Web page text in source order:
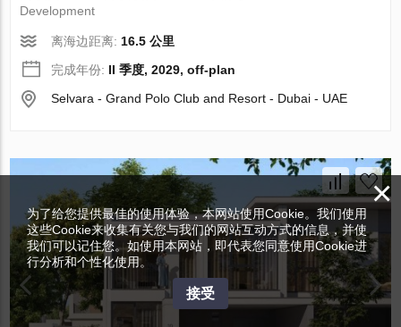
Development
离海边距离: 16.5 公里
完成年份: II 季度, 2029, off-plan
Selvara - Grand Polo Club and Resort - Dubai - UAE
×
为了给您提供最佳的使用体验，本网站使用Cookie。我们使用
这些Cookie来收集有关您与我们的网站互动方式的信息，并使
我们可以记住您。如使用本网站，即代表您同意使用Cookie进
行分析和个性化使用。
接受